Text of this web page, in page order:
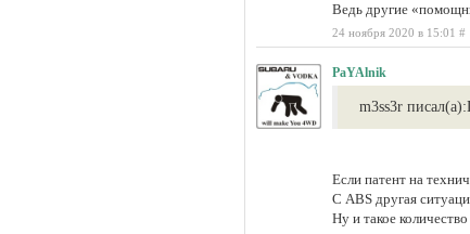
Ведь другие
24 ноября 2020 в 15:01 #
PaYAlnik
m3ss3r писал(а):
Если патент на
С ABS другая
Ну и такое